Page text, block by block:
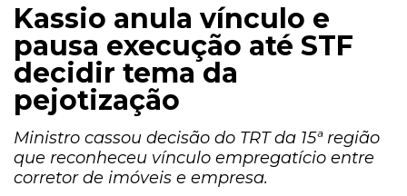
Kassio anula vínculo e
pausa execução até STF
decidir tema da
pejotização
Ministro cassou decisão do TRT da 15ª região
que reconheceu vínculo empregatício entre
corretor de imóveis e empresa.